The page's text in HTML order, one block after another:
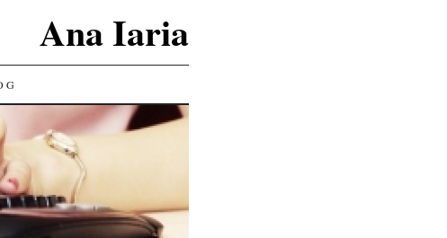
Ana Iaria